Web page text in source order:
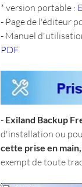
* version portable :
- Page de l'éditeur
- Manuel
PDF
- Exiland Backup
d'installation ou
cette prise en
exempt de toute